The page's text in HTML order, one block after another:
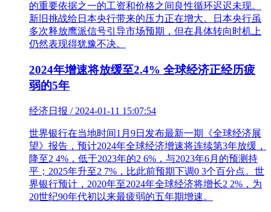
的重要依据之一的工资和价格之间良性循环迟迟未现。
新旧挑战给日本央行带来的压力正在增大。日本央行虽
多次释放鹰派信号引导市场预期，但在具体转向时机上
仍然表现得犹豫不决。
2024年增速将放缓至2.4% 全球经济正经历疲
弱的5年
经济日报 / 2024-01-11 15:07:54
世界银行在当地时间1月9日发布最新一期《全球经济展
望》报告，预计2024年全球经济增速将连续第3年放缓，
降至2 4%，低于2023年的2 6%，与2023年6月的预测持
平；2025年升至2 7%，比此前预期下调0 3个百分点。世
界银行预计，2020年至2024年全球经济将增长2 2%，为
20世纪90年代初以来最疲弱的五年期增速。